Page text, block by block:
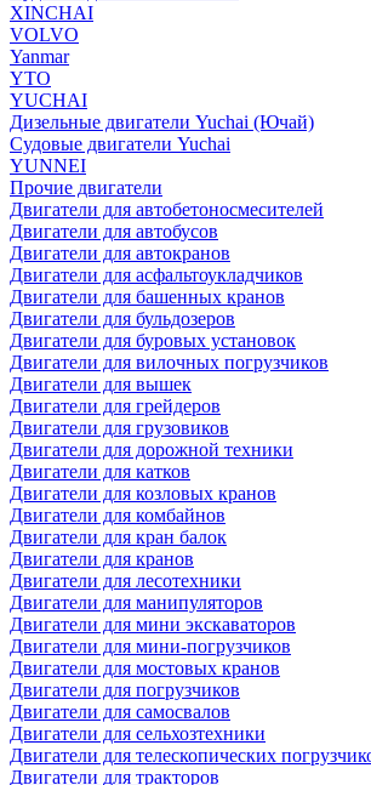
XINCHAI
VOLVO
Yanmar
YTO
YUCHAI
Дизельные двигатели Yuchai (Ючай)
Судовые двигатели Yuchai
YUNNEI
Прочие двигатели
Двигатели для автобетоносмесителей
Двигатели для автобусов
Двигатели для автокранов
Двигатели для асфальтоукладчиков
Двигатели для башенных кранов
Двигатели для бульдозеров
Двигатели для буровых установок
Двигатели для вилочных погрузчиков
Двигатели для вышек
Двигатели для грейдеров
Двигатели для грузовиков
Двигатели для дорожной техники
Двигатели для катков
Двигатели для козловых кранов
Двигатели для комбайнов
Двигатели для кран балок
Двигатели для кранов
Двигатели для лесотехники
Двигатели для манипуляторов
Двигатели для мини экскаваторов
Двигатели для мини-погрузчиков
Двигатели для мостовых кранов
Двигатели для погрузчиков
Двигатели для самосвалов
Двигатели для сельхозтехники
Двигатели для телескопических
Двигатели для тракторов